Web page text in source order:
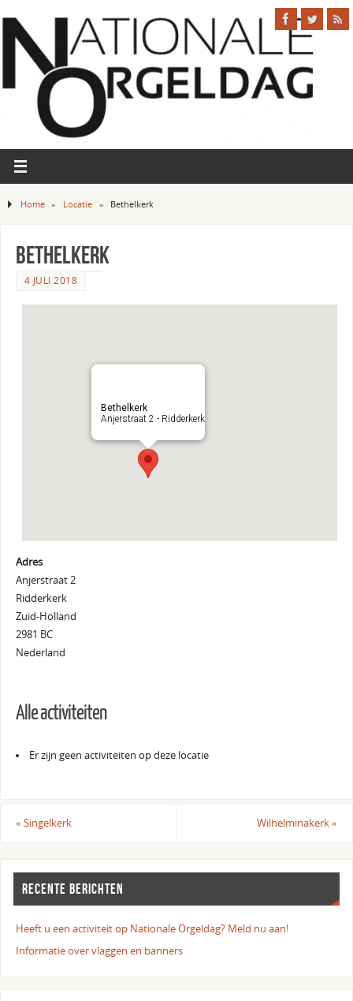
Home » Locatie » Bethelkerk
Bethelkerk
4 JULI 2018
Bethelkerk
Anjerstraat 2 - Ridderkerk
Adres
Anjerstraat 2
Ridderkerk
Zuid-Holland
2981 BC
Nederland
Alle activiteiten
Er zijn geen activiteiten op deze locatie
« Singelkerk Wilhelminakerk»
RECENTE BERICHTEN
Heeft u een activiteit op Nationale Orgeldag? Meld nu aan!
Informatie over vlaggen en banners